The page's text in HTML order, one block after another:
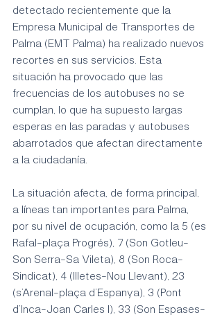
detectado recientemente que la
Empresa Municipal de Transportes de
Palma (EMT Palma) ha realizado nuevos
recortes en sus servicios. Esta
situación ha provocado que las
frecuencias de los autobuses no se
cumplan, lo que ha supuesto largas
esperas en las paradas y autobuses
abarrotados que afectan directamente
a la ciudadanía.
La situación afecta, de forma principal,
a líneas tan importantes para Palma,
por su nivel de ocupación, como la 5 (es
Rafal-plaça Progrés), 7 (Son Gotleu-
Son Serra-Sa Vileta), 8 (Son Roca-
Sindicat), 4 (Illetes-Nou Llevant), 23
(s’Arenal-plaça d’Espanya), 3 (Pont
d’Inca-Joan Carles I), 33 (Son Espases-